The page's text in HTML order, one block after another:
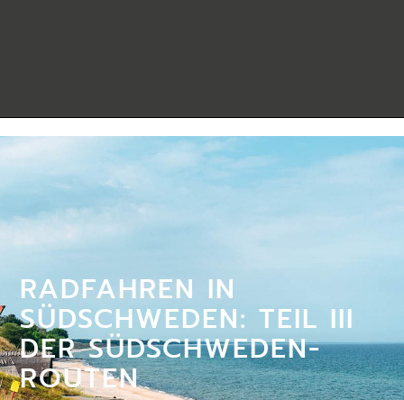
RADFAHREN IN
SÜDSCHWEDEN: TEIL III
DER SÜDSCHWEDEN-
ROUTEN